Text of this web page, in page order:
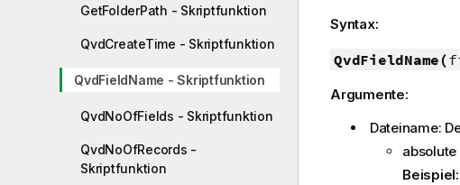
GetFolderPath - Skriptfunktion
QvdCreateTime - Skriptfunktion
QvdFieldName - Skriptfunktion
QvdNoOfFields - Skriptfunktion
QvdNoOfRecords -
Skriptfunktion
Syntax:
QvdFieldName(
Argumente:
Dateiname:
absolute
Beispiel: